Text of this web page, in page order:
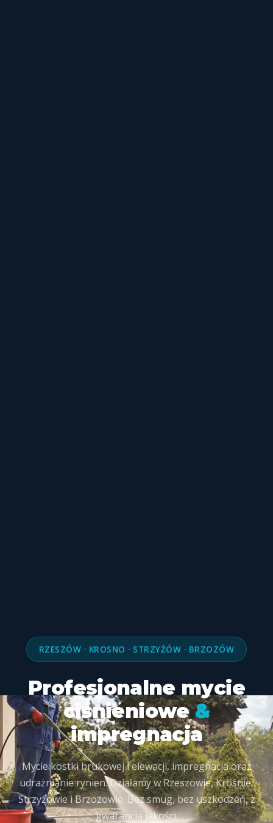
RZESZÓW · KROSNO · STRZYŻÓW · BRZOZÓW
Profesjonalne mycie
ciśnieniowe&
impregnacja
Mycie kostki brukowej i elewacji, impregnacja oraz
udrażnianie rynien. Działamy w Rzeszowie, Krośnie,
Strzyżowie i Brzozowie. Bez smug, bez uszkodzeń, z
gwarancją jakości.